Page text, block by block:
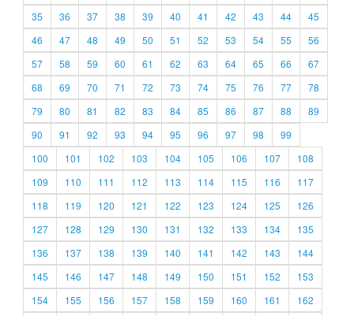
35
36 37 38 39 40 41 42 43 44
45
46
47 48 49 50 51 52 53 54 55
56
57
58 59 60 61 62 63 64 65 66
67
68
69 70 71 72 73 74 75 76 77
78
79
80 81 82 83 84 85 86 87 88
89
90
91 92 93 94 95 96 97 98
99
100
101 102 103 104 105 106 107
108
109
110 111 112 113 114 115 116
117
118
119 120 121 122 123 124 125
126
127
128 129 130 131 132 133 134
135
136
137 138 139 140 141 142 143
144
145
146 147 148 149 150 151 152
153
154
155 156 157 158 159 160 161
162